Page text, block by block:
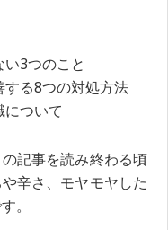
3つのこと
る8つの対処方法
ついて
記事を読み終わる頃
辛さ、モヤモヤした
。